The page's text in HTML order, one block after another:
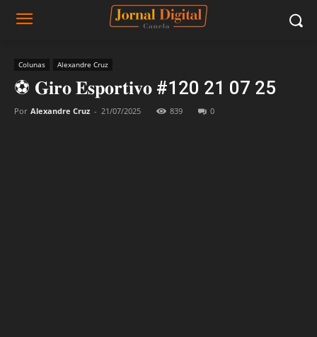
Colunas Alexandre Cruz
⚽ 𝐆𝐢𝐫𝐨 𝐄𝐬𝐩𝐨𝐫𝐭𝐢𝐯𝐨 #120 21 07 25
Por Alexandre Cruz - 21/07/2025 839 0